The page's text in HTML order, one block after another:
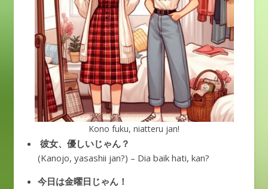
Kono fuku, niatteru jan!
彼女、優しいじゃん？
(Kanojo, yasashii jan?) – Dia baik hati, kan?
今日は金曜日じゃん！